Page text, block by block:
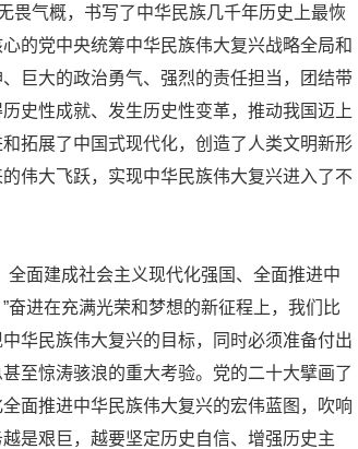
畏气概，书写了中华民族几千年历史上最恢
的党中央统筹中华民族伟大复兴战略全局和
巨大的政治勇气、强烈的责任担当，团结带
史性成就、发生历史性变革，推动我国迈上
拓展了中国式现代化，创造了人类文明新形
伟大飞跃，实现中华民族伟大复兴进入了不
面建成社会主义现代化强国、全面推进中
进在充满光荣和梦想的新征程上，我们比
华民族伟大复兴的目标，同时必须准备付出
至惊涛骇浪的重大考验。党的二十大擘画了
面推进中华民族伟大复兴的宏伟蓝图，吹响
是艰巨，越要坚定历史自信、增强历史主